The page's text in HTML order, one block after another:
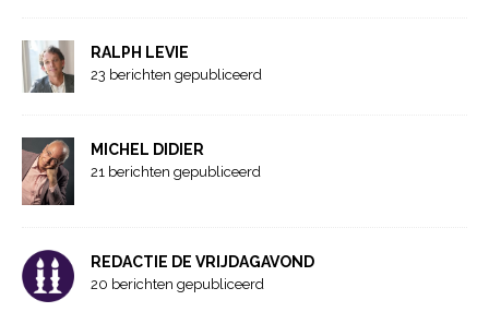
RALPH LEVIE
23 berichten gepubliceerd
MICHEL DIDIER
21 berichten gepubliceerd
REDACTIE DE VRIJDAGAVOND
20 berichten gepubliceerd